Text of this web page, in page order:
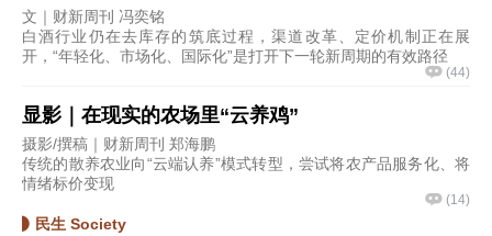
文｜财新周刊 冯奕铭
白酒行业仍在去库存的筑底过程，渠道改革、定价机制正在展
开，“年轻化、市场化、国际化”是打开下一轮新周期的有效路径
(44)
显影｜在现实的农场里“云养鸡”
摄影/撰稿｜财新周刊 郑海鹏
传统的散养农业向“云端认养”模式转型，尝试将农产品服务化、将
情绪标价变现
(14)
民生 Society